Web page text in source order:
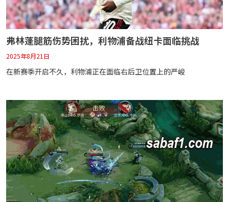
弗林蓬腿筋伤势困扰，利物浦备战纽卡面临挑战
2025年8月21日
在新赛季开启不久，利物浦正在面临右后卫位置上的严峻